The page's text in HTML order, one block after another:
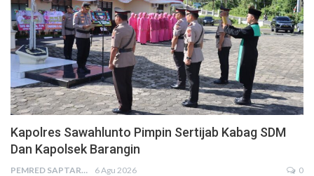
Kapolres Sawahlunto Pimpin Sertijab Kabag SDM
Dan Kapolsek Barangin
PEMRED SAPTARIUS 6 Agu 2026 0